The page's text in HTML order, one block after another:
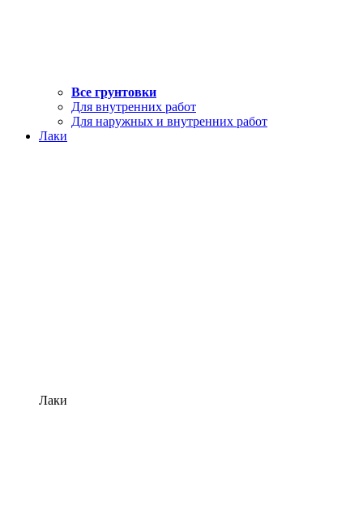
Все грунтовки
Для внутренних работ
Для наружных и внутренних работ
Лаки
Лаки